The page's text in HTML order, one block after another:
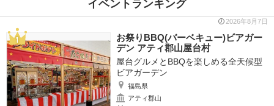
イベントランキング
2026年8月7日
お祭りBBQ(バーベキュー)ビアガー
デン アティ郡山屋台村
屋台グルメとBBQを楽しめる全天候型
ビアガーデン
福島県
アティ郡山